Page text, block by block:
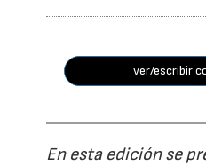
ver/escribir
En esta edición se